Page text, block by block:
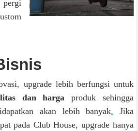
pergi
upgrade lebih berfungsi untuk
dan harga produk sehingga
akan lebih banyak. Jika
pada Club House, upgrade hanya